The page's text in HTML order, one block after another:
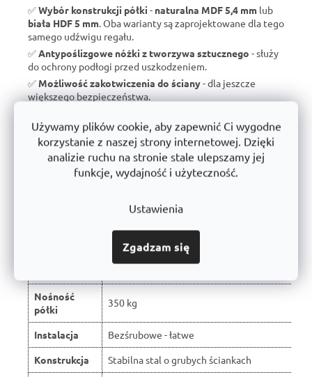
Używamy plików cookie, aby zapewnić Ci wygodne
korzystanie z naszej strony internetowej. Dzięki
analizie ruchu na stronie stale ulepszamy jej
funkcje, wydajność i użyteczność.
Ustawienia
Zgadzam się
✅Wybór konstrukcji półki - naturalna MDF 5,4 mm lub
biała HDF 5 mm . Oba warianty są zaprojektowane dla tego
samego udźwigu regału.
✅ Antypoślizgowe nóżki z tworzywa sztucznego - służy
do ochrony podłogi przed uszkodzeniem.
✅ Możliwość zakotwiczenia do ściany- dla jeszcze
większego bezpieczeństwa.
wsparcie dla czeskiej produkcji.
10 lat gwarancji- dowód jakości i długoterminowej
trwałości.
Porównanie z typowymi regałami
W wyniku recenzji użytkowników produkt
Nośność
półki
350 kg
Instalacja
Bezśrubowe - łatwe
Konstrukcja
Stabilna stal o grubych ściankach